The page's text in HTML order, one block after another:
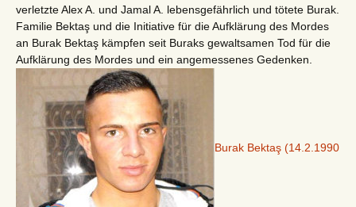
verletzte Alex A. und Jamal A. lebensgefährlich und tötete Burak.
Familie Bektaş und die Initiative für die Aufklärung des Mordes
an Burak Bektaş kämpfen seit Buraks gewaltsamen Tod für die
Aufklärung des Mordes und ein angemessenes Gedenken.
Burak Bektaş (14.2.1990